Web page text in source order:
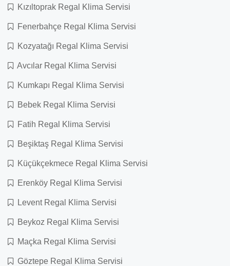
Kızıltoprak Regal Klima Servisi
Fenerbahçe Regal Klima Servisi
Kozyatağı Regal Klima Servisi
Avcılar Regal Klima Servisi
Kumkapı Regal Klima Servisi
Bebek Regal Klima Servisi
Fatih Regal Klima Servisi
Beşiktaş Regal Klima Servisi
Küçükçekmece Regal Klima Servisi
Erenköy Regal Klima Servisi
Levent Regal Klima Servisi
Beykoz Regal Klima Servisi
Maçka Regal Klima Servisi
Göztepe Regal Klima Servisi